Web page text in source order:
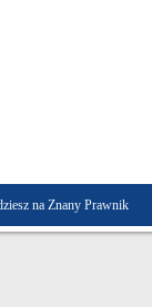
na Znany Prawnik